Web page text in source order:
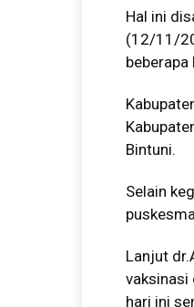
Hal ini
(12/11/
Bintuni.
Selain
Lanjut
vaksinasi
hari ini